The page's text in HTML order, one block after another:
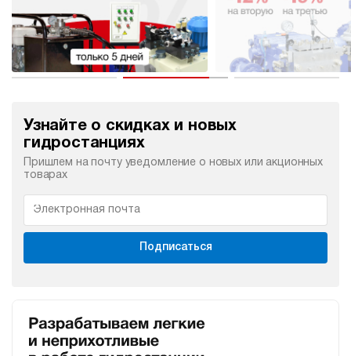
Узнайте о скидках и новых
гидростанциях
Пришлем на почту уведомление о новых или акционных
товарах
Подписаться